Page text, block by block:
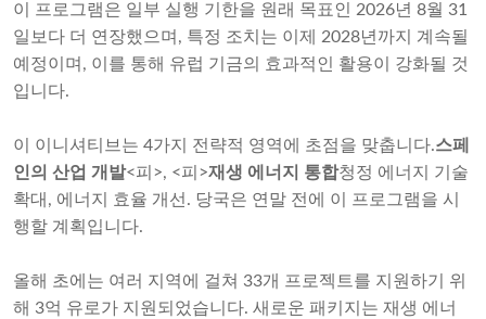
이 프로그램은 일부 실행 기한을 원래 목표인 2026년 8월 31
일보다 더 연장했으며, 특정 조치는 이제 2028년까지 계속될
예정이며, 이를 통해 유럽 기금의 효과적인 활용이 강화될 것
입니다.
이 이니셔티브는 4가지 전략적 영역에 초점을 맞춥니다.스페
인의 산업 개발<피>, <피>재생 에너지 통합청정 에너지 기술
확대, 에너지 효율 개선. 당국은 연말 전에 이 프로그램을 시
행할 계획입니다.
올해 초에는 여러 지역에 걸쳐 33개 프로젝트를 지원하기 위
해 3억 유로가 지원되었습니다. 새로운 패키지는 재생 에너